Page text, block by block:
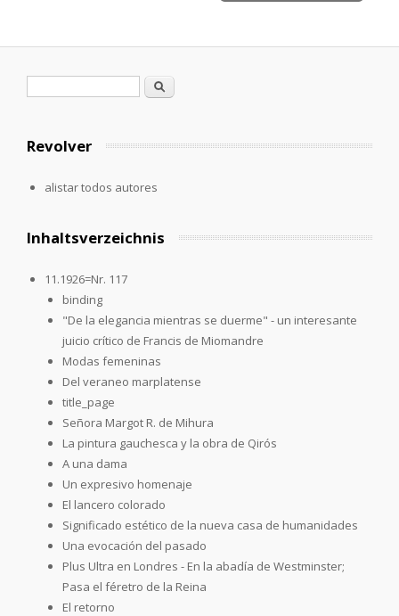
Formulario de búsqueda
Buscar
Revolver
alistar todos autores
Inhaltsverzeichnis
11.1926=Nr. 117
binding
"De la elegancia mientras se duerme" - un interesante
juicio crítico de Francis de Miomandre
Modas femeninas
Del veraneo marplatense
title_page
Señora Margot R. de Mihura
La pintura gauchesca y la obra de Qirós
A una dama
Un expresivo homenaje
El lancero colorado
Significado estético de la nueva casa de humanidades
Una evocación del pasado
Plus Ultra en Londres - En la abadía de Westminster;
Pasa el féretro de la Reina
El retorno